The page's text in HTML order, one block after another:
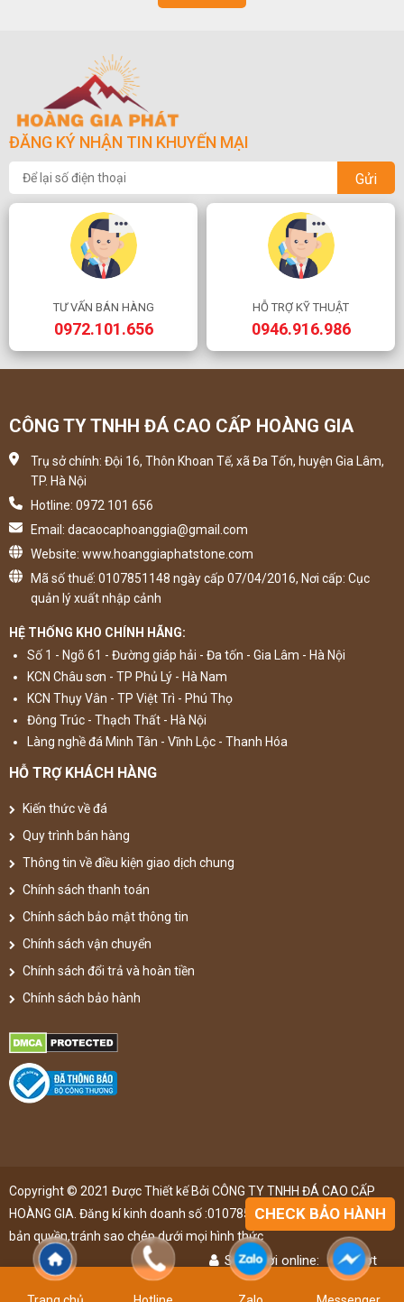
ĐĂNG KÝ NHẬN TIN KHUYẾN MẠI
Gửi
TƯ VẤN BÁN HÀNG
0972.101.656
HỖ TRỢ KỸ THUẬT
0946.916.986
CÔNG TY TNHH ĐÁ CAO CẤP HOÀNG GIA
Trụ sở chính: Đội 16, Thôn Khoan Tế, xã Đa Tốn, huyện Gia Lâm,
TP. Hà Nội
Hotline: 0972 101 656
Email: dacaocaphoanggia@gmail.com
Website: www.hoanggiaphatstone.com
Mã số thuế: 0107851148 ngày cấp 07/04/2016, Nơi cấp: Cục
quản lý xuất nhập cảnh
HỆ THỐNG KHO CHÍNH HÃNG:
Số 1 - Ngõ 61 - Đường giáp hải - Đa tốn - Gia Lâm - Hà Nội
KCN Châu sơn - TP Phủ Lý - Hà Nam
KCN Thụy Vân - TP Việt Trì - Phú Thọ
Đông Trúc - Thạch Thất - Hà Nội
Làng nghề đá Minh Tân - Vĩnh Lộc - Thanh Hóa
HỖ TRỢ KHÁCH HÀNG
Kiến thức về đá
Quy trình bán hàng
Thông tin về điều kiện giao dịch chung
Chính sách thanh toán
Chính sách bảo mật thông tin
Chính sách vận chuyển
Chính sách đổi trả và hoàn tiền
Chính sách bảo hành
Copyright © 2021 Được Thiết kế Bởi CÔNG TY TNHH ĐÁ CAO CẤP
HOÀNG GIA. Đăng kí kinh doanh số :0107851148 ,đã được đăng kí
bản quyền,tránh sao chép dưới mọi hình thức
Số người online: 49 lượt
Lượt truy cập:
4902999 lượt
CHECK BẢO HÀNH